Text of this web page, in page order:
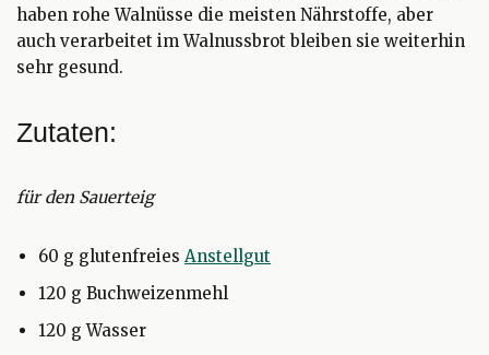
haben rohe Walnüsse die meisten Nährstoffe, aber
auch verarbeitet im Walnussbrot bleiben sie weiterhin
sehr gesund.
Zutaten:
für den Sauerteig
60 g glutenfreies Anstellgut
120 g Buchweizenmehl
120 g Wasser